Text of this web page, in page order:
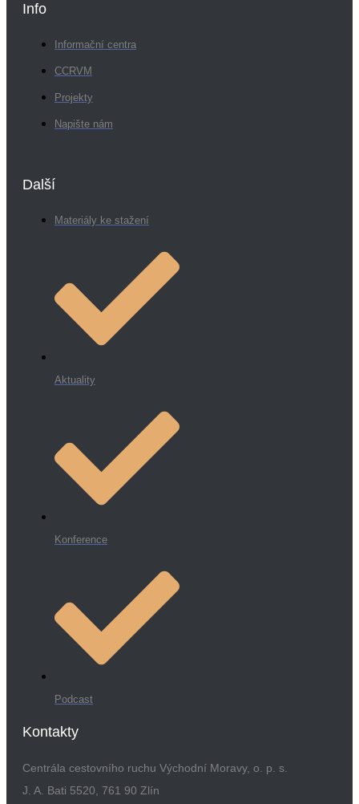
Info
Informační centra
CCRVM
Projekty
Napište nám
Další
Materiály ke stažení
Aktuality
Konference
Podcast
Kontakty
Centrála cestovního ruchu Východní Moravy, o. p. s.
J. A. Bati 5520, 761 90 Zlín